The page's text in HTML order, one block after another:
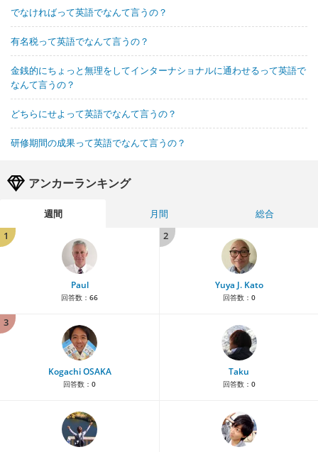
でなければって英語でなんて言うの？
有名税って英語でなんて言うの？
金銭的にちょっと無理をしてインターナショナルに通わせるって英語で
なんて言うの？
どちらにせよって英語でなんて言うの？
研修期間の成果って英語でなんて言うの？
アンカーランキング
週間 月間
総合
1
Paul
回答数： 66
2
Yuya J. Kato
回答数： 0
3
Kogachi OSAKA
回答数： 0
Taku
回答数： 0